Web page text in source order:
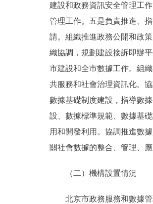
建設和政務資訊安全管理工
管理工作。五是負責推進、
請。組織推進政務公開和政
織協調，規劃建設接訴即辦
市建設和全市數據工作。組
共服務和社會治理資訊化。
數據基礎制度建設，指導數
設、數據標準規範、數據基
用和開發利用。協調推進數
關社會數據的整合、管理、
（二）機構設置情況
北京市政務服務和數據管